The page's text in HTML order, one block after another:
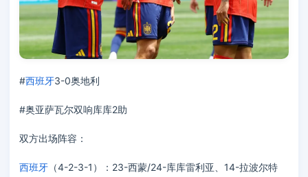
#西班牙3-0奥地利
#奥亚萨瓦尔双响库库2助
双方出场阵容：
西班牙 （4-2-3-1）：23-西蒙/24-库库雷利亚、14-拉波尔特